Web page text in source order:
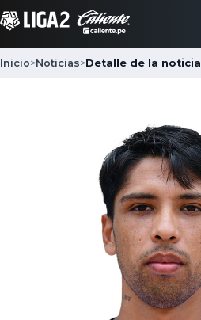
Inicio>Noticias>Detalle de la noticia